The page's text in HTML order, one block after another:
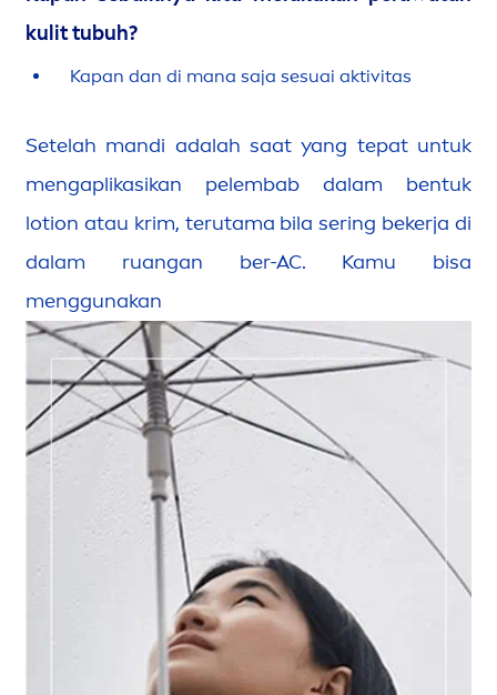
kulit tubuh?
Kapan dan di mana saja sesuai aktivitas
Setelah mandi adalah saat yang tepat untuk
mengaplikasikan pelembab dalam bentuk
lotion atau krim, terutama bila sering bekerja di
dalam ruangan ber-AC. Kamu bisa
menggunakan